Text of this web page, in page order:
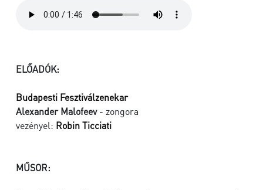
ELŐADÓK:
Budapesti Fesztiválzenekar
Alexander Malofeev- zongora
vezényel: Robin Ticciati
MŰSOR: